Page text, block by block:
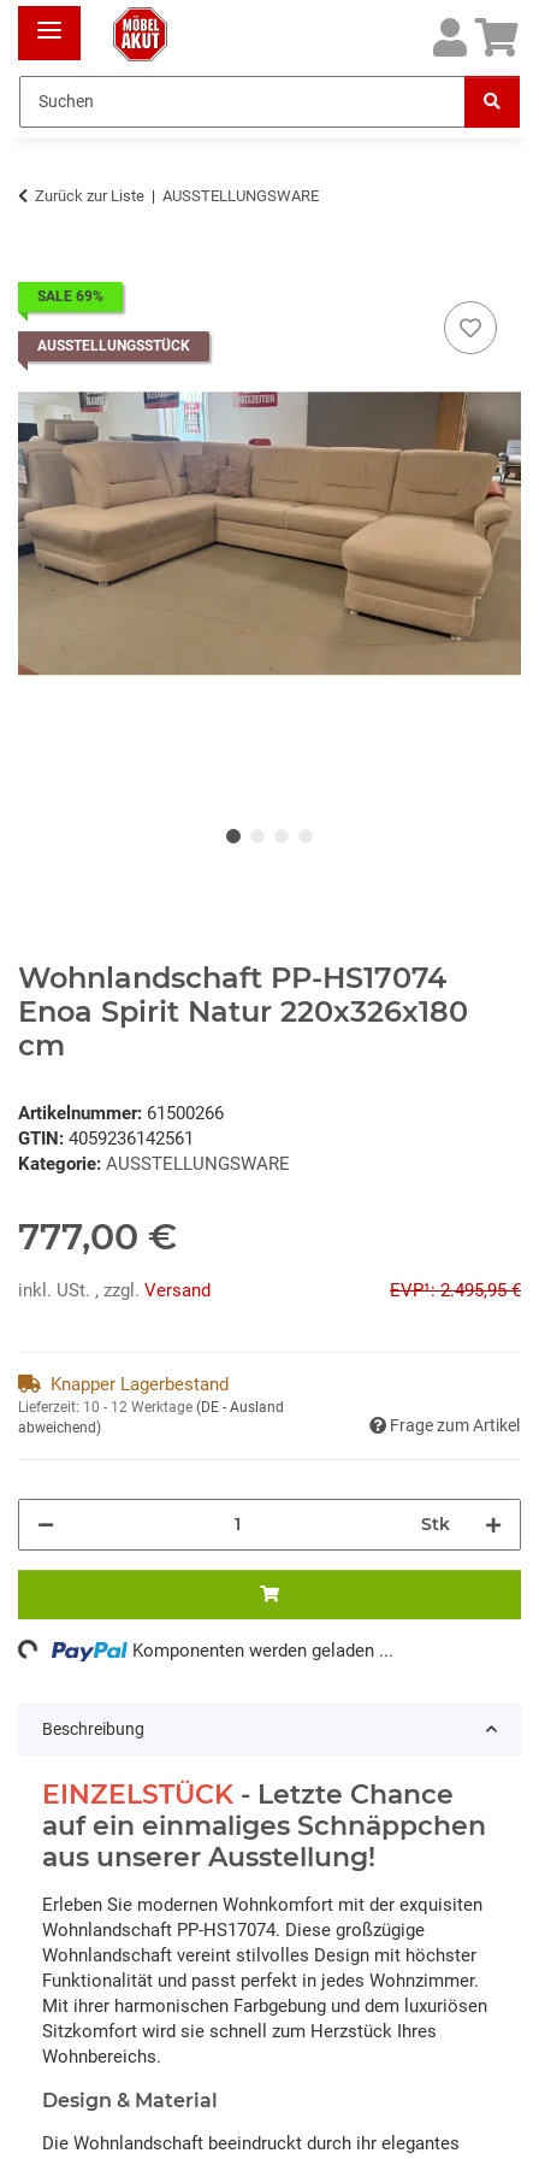
Zurück zur Liste AUSSTELLUNGSWARE
SALE 69%
AUSSTELLUNGSSTÜCK
Wohnlandschaft PP-HS17074
Enoa Spirit Natur 220x326x180
cm
Artikelnummer: 61500266
GTIN: 4059236142561
Kategorie: AUSSTELLUNGSWARE
777,00 €
inkl. USt. , zzgl. Versand EVP¹: 2.495,95 €
Knapper Lagerbestand
Lieferzeit: 10 - 12 Werktage (DE - Ausland
abweichend)
Frage zum Artikel
Stk
Komponenten werden geladen ...
Beschreibung
EINZELSTÜCK - Letzte Chance
auf ein einmaliges Schnäppchen
aus unserer Ausstellung!
Erleben Sie modernen Wohnkomfort mit der exquisiten
Wohnlandschaft PP-HS17074. Diese großzügige
Wohnlandschaft vereint stilvolles Design mit höchster
Funktionalität und passt perfekt in jedes Wohnzimmer.
Mit ihrer harmonischen Farbgebung und dem luxuriösen
Sitzkomfort wird sie schnell zum Herzstück Ihres
Wohnbereichs.
Design & Material
Die Wohnlandschaft beeindruckt durch ihr elegantes